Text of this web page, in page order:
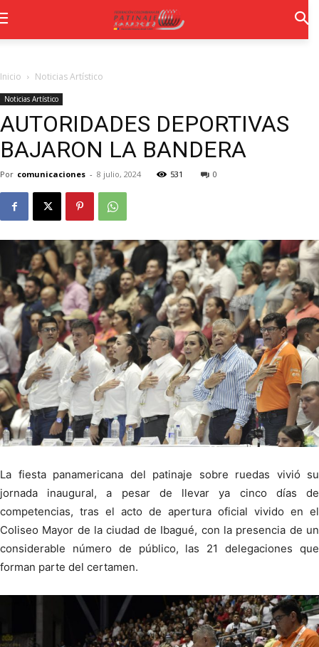
Inicio Noticias Artístico
Noticias Artístico
AUTORIDADES DEPORTIVAS
BAJARON LA BANDERA
Por comunicaciones - 8 julio, 2024 531 0
La fiesta panamericana del patinaje sobre ruedas vivió su
jornada inaugural, a pesar de llevar ya cinco días de
competencias, tras el acto de apertura oficial vivido en el
Coliseo Mayor de la ciudad de Ibagué, con la presencia de un
considerable número de público, las 21 delegaciones que
forman parte del certamen.